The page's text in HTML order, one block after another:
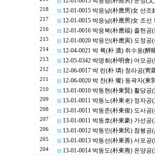
218 12-01-0015 박응남(朴應男)女 선
217 12-01-0015 박응남(朴應男)女 조선
216 12-01-0016 박응복(朴應福) 졸헌공
215 12-01-0020 박응인(朴應寅) 도정공
214 12-04-0021 박 록(朴 漉) 취수옹(醉
213 12-05-0342 박명회(朴明會) 어모공
212 12-06-0017 박 린(朴 璘) 청라공(靑
211 12-06-0020 박 찬(朴 璨) 동곽자(東
210 13-01-0010 박동현(朴東賢) 활당공
209 13-01-0011 박동노(朴東老) 정자공
208 13-01-0011 박동준(朴東俊) 도사공
207 13-01-0011 박동호(朴東豪) 가선공
206 13-01-0012 박동민(朴東民) 참봉공
205 13-01-0013 박동선(朴東善) 서포공
204 13-01-0014 박동도(朴東燾) 온양공